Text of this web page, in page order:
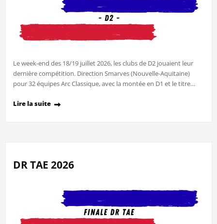
Le week-end des 18/19 juillet 2026, les clubs de D2 jouaient leur
dernière compétition. Direction Smarves (Nouvelle-Aquitaine)
pour 32 équipes Arc Classique, avec la montée en D1 et le titre…
Lire la suite
DR TAE 2026